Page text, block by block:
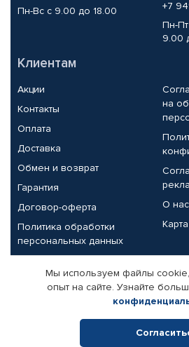
Пн-Вс с 9.00 до 18.00
+7
Пн-
9.00
Клиентам
Акции
Контакты
Оплата
Доставка
Обмен и возврат
Гарантия
Договор-оферта
Политика обработки
персональных данных
на
О нас
Партнерам
Корпоративным клиентам
Поставщикам
Мы используем файлы
опыт на сайте. Узнайте